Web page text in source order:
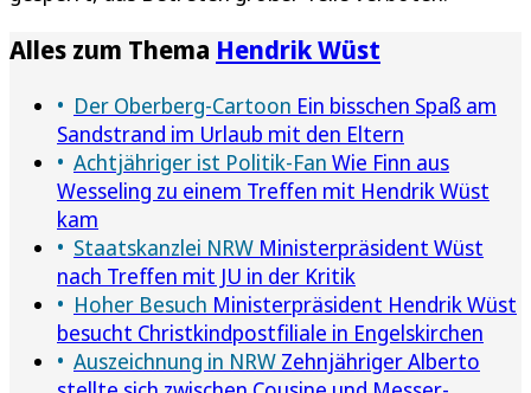
Alles zum Thema Hendrik Wüst
Der Oberberg-Cartoon Ein bisschen Spaß am
Sandstrand im Urlaub mit den Eltern
Achtjähriger ist Politik-Fan Wie Finn aus
Wesseling zu einem Treffen mit Hendrik Wüst
kam
Staatskanzlei NRW Ministerpräsident Wüst
nach Treffen mit JU in der Kritik
Hoher Besuch Ministerpräsident Hendrik Wüst
besucht Christkindpostfiliale in Engelskirchen
Auszeichnung in NRW Zehnjähriger Alberto